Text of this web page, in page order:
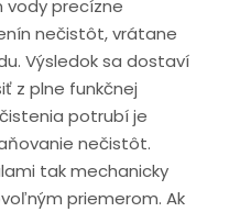
vody precízne
nečistôt, vrátane
Výsledok sa dostaví
z plne funkčnej
potrubí je
nečistôt.
tak mechanicky
priemerom. Ak